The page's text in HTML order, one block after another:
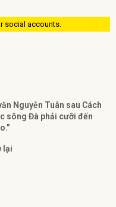
social accounts.
Nguyễn Tuân sau Cách
sông Đà phải cưỡi đến
lại